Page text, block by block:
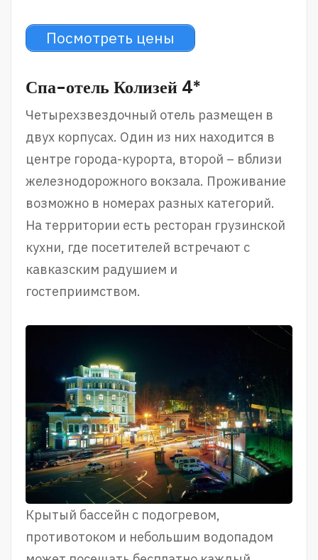
Посмотреть цены
Спа-отель Колизей 4*
Четырехзвездочный отель размещен в
двух корпусах. Один из них находится в
центре города-курорта, второй – вблизи
железнодорожного вокзала. Проживание
возможно в номерах разных категорий.
На территории есть ресторан грузинской
кухни, где посетителей встречают с
кавказским радушием и
гостеприимством.
Крытый бассейн с подогревом,
противотоком и небольшим водопадом